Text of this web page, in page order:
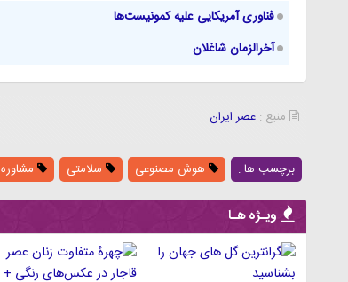
فناوری آمریکایی علیه کمونیست‌‌ها
آخرالزمان شاغلان
منبع : عصر ایران
برچسب ها : هوش مصنوعی سلامتی
ویـژه هـا